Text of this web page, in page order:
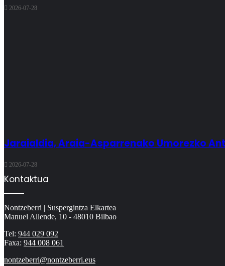
2026-07-28
Jaraialdia, Araia-Asparrenako Umorezko
2026-07-28
Kontaktua
Nontzeberri | Suspergintza Elkartea
Manuel Allende, 10 - 48010 Bilbao
Tel: 944 029 092
Faxa: 944 008 061
nontzeberri@nontzeberri.eus